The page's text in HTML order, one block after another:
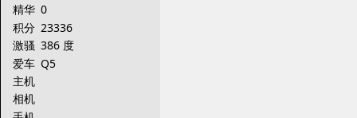
精华 0
积分 23336
激骚 386 度
爱车 Q5
主机
相机